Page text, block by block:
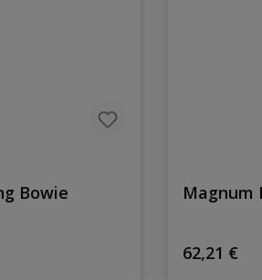
Bowie Magnum
Regulärer
62,21 €